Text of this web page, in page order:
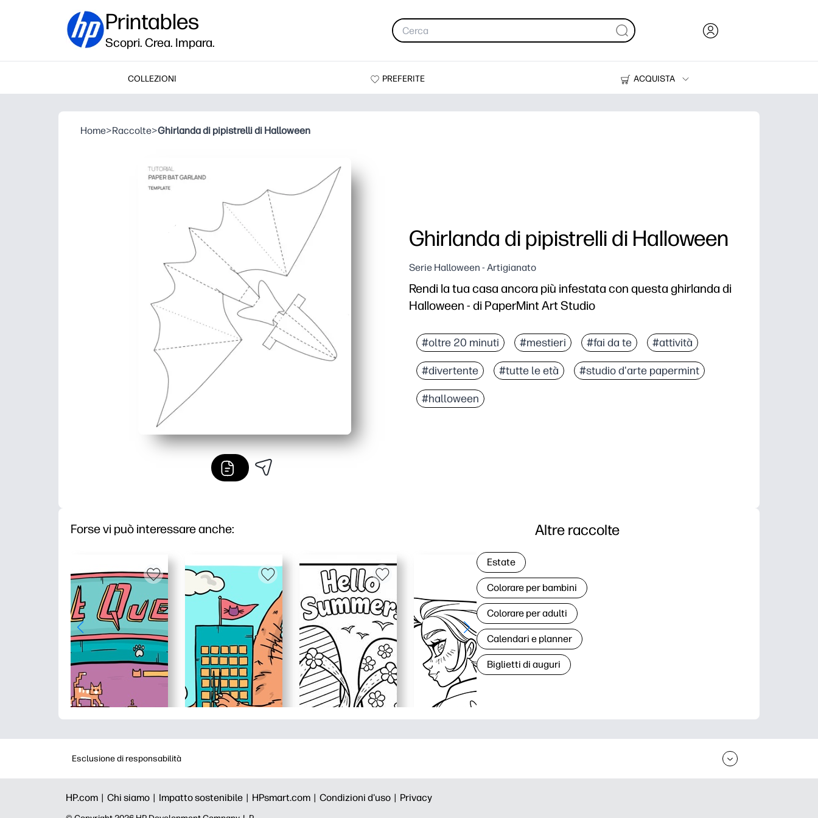
Printables
Scopri. Crea. Impara.
COLLEZIONI PREFERITE
ACQUISTA
Stampanti
Home>Raccolte>Ghirlanda di pipistrelli di Halloween
Ghirlanda di pipistrelli di Halloween
Serie Halloween - Artigianato
Rendi la tua casa ancora più infestata con questa ghirlanda di
Halloween - di PaperMint Art Studio
#oltre 20 minuti #mestieri #fai da te #attività
#divertente #tutte le età #studio d'arte papermint
#halloween
Forse vi può interessare anche: Altre raccolte
Estate
Colorare per bambini
Colorare per adulti
Calendari e planner
Biglietti di auguri
Esclusione di responsabilità
HP.com | Chi siamo | Impatto sostenibile | HPsmart.com | Condizioni d'uso | Privacy